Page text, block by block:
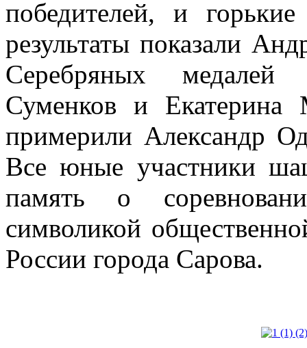
победителей, и
результаты показали
Серебряных
Суменков и Екатерина
примерили Александр
Все юные участники
память о
символикой
России города Сарова.